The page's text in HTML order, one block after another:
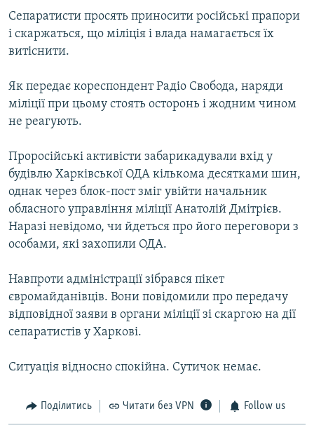
Сепаратисти просять приносити російські прапори
і скаржаться, що міліція і влада намагається їх
витіснити.
Як передає кореспондент Радіо Свобода, наряди
міліції при цьому стоять осторонь і жодним чином
не реагують.
Проросійські активісти забарикадували вхід у
будівлю Харківської ОДА кількома десятками шин,
однак через блок-пост зміг увійти начальник
обласного управління міліції Анатолій Дмітрієв.
Наразі невідомо, чи йдеться про його переговори з
особами, які захопили ОДА.
Навпроти адміністрації зібрався пікет
євромайданівців. Вони повідомили про передачу
відповідної заяви в органи міліції зі скаргою на дії
сепаратистів у Харкові.
Ситуація відносно спокійна. Сутичок немає.
Поділитись Читати без VPN Follow us